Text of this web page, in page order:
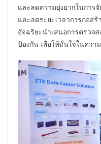
และลดความยุ่งยากในการ
และลดระยะเวลาการก่อส
อัจฉริยะนำเสนอการตรวจ
ป้องกัน เพื่อให้มั่นใจในคว